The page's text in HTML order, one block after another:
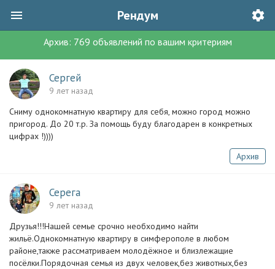
Рендум
Архив: 769 объявлений по вашим критериям
Сергей
9 лет назад
Сниму однокомнатную квартиру для себя, можно город можно
пригород. До 20 т.р. За помощь буду благодарен в конкретных
цифрах !))))
Архив
Серега
9 лет назад
Друзья!!!Нашей семье срочно необходимо найти
жильё.Однокомнатную квартиру в симферополе в любом
районе,также рассматриваем молодёжное и близлежащие
посёлки.Порядочная семья из двух человек,без животных,без